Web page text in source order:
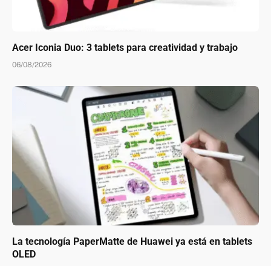
Acer Iconia Duo: 3 tablets para creatividad y trabajo
06/08/2026
La tecnología PaperMatte de Huawei ya está en tablets
OLED